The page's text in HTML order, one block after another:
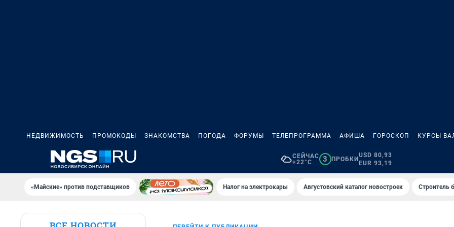
НЕДВИЖИМОСТЬ ПРОМОКОДЫ ЗНАКОМСТВА ПОГОДА ФОРУМЫ ТЕЛЕПРОГРАММА АФИША ГОРОСКОП КУРСЫ
СЕЙЧАС
+22°C
3 ПРОБКИ
USD 80,93
EUR 93,19
«Майские» против подставщиков Налог на электрокары Августовский каталог новостроек Строитель